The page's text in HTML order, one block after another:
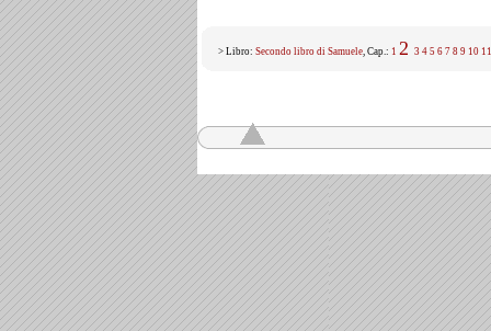
> Libro: Secondo libro di Samuele, Cap.: 1 2 3 4 5 6 7 8 9 10 11